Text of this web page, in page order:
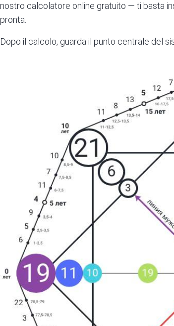
nostro calcolatore online gratuito — ti basta
pronta.
Dopo il calcolo, guarda il punto centrale del